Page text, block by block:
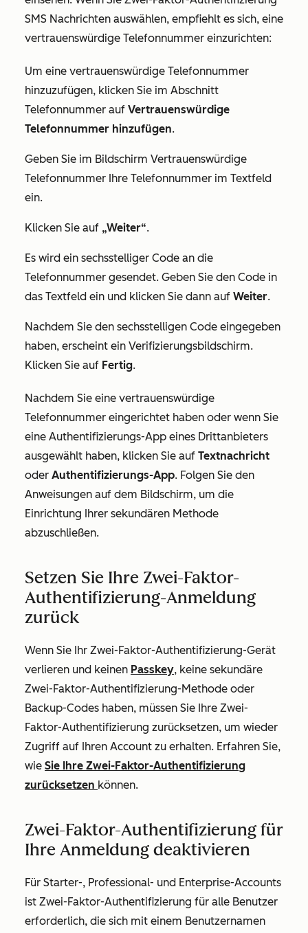
SMS Nachrichten auswählen, empfiehlt es sich, eine
vertrauenswürdige Telefonnummer einzurichten:
Um eine vertrauenswürdige Telefonnummer
hinzuzufügen, klicken Sie im Abschnitt
Telefonnummer auf Vertrauenswürdige
Telefonnummer hinzufügen.
Geben Sie im Bildschirm Vertrauenswürdige
Telefonnummer Ihre Telefonnummer im Textfeld
ein.
Klicken Sie auf „Weiter“.
Es wird ein sechsstelliger Code an die
Telefonnummer gesendet. Geben Sie den Code in
das Textfeld ein und klicken Sie dann auf Weiter.
Nachdem Sie den sechsstelligen Code eingegeben
haben, erscheint ein Verifizierungsbildschirm.
Klicken Sie auf Fertig.
Nachdem Sie eine vertrauenswürdige
Telefonnummer eingerichtet haben oder wenn Sie
eine Authentifizierungs-App eines Drittanbieters
ausgewählt haben, klicken Sie auf Textnachricht
oder Authentifizierungs-App. Folgen Sie den
Anweisungen auf dem Bildschirm, um die
Einrichtung Ihrer sekundären Methode
abzuschließen.
Setzen Sie Ihre Zwei-Faktor-
Authentifizierung-Anmeldung
zurück
Wenn Sie Ihr Zwei-Faktor-Authentifizierung-Gerät
verlieren und keinen Passkey, keine sekundäre
Zwei-Faktor-Authentifizierung-Methode oder
Backup-Codes haben, müssen Sie Ihre Zwei-
Faktor-Authentifizierung zurücksetzen, um wieder
Zugriff auf Ihren Account zu erhalten. Erfahren Sie,
wie Sie Ihre Zwei-Faktor-Authentifizierung
zurücksetzen können.
Zwei-Faktor-Authentifizierung für
Ihre Anmeldung deaktivieren
Für Starter-, Professional- und Enterprise-Accounts
ist Zwei-Faktor-Authentifizierung für alle Benutzer
erforderlich, die sich mit einem Benutzernamen